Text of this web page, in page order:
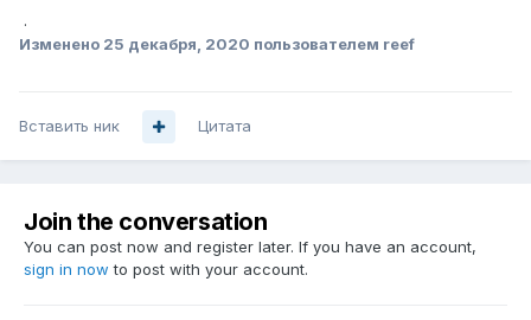
.
Изменено 25 декабря, 2020 пользователем reef
Вставить ник Цитата
Join the conversation
You can post now and register later. If you have an account,
sign in now to post with your account.